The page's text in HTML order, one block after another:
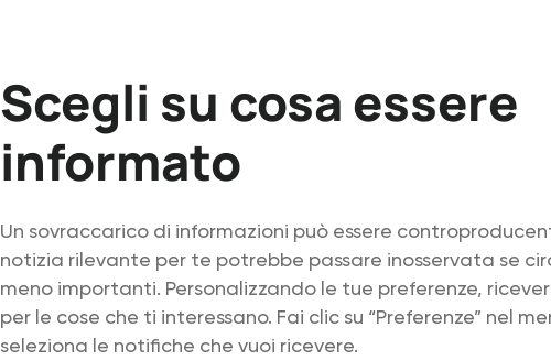
Scegli su cosa essere
informato
Un sovraccarico di informazioni può essere
notizia rilevante per te potrebbe passare inosservata se
meno importanti. Personalizzando le tue preferenze,
per le cose che ti interessano. Fai clic su “Preferenze” nel
seleziona le notifiche che vuoi ricevere.